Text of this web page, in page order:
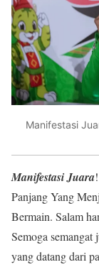
Manifestasi
Manifestasi Juara
Panjang Yang
Bermain. Salam
Semoga semangat
yang datang dari